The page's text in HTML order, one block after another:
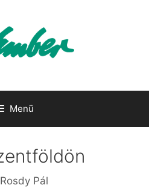
Menü
Rosdy Pál